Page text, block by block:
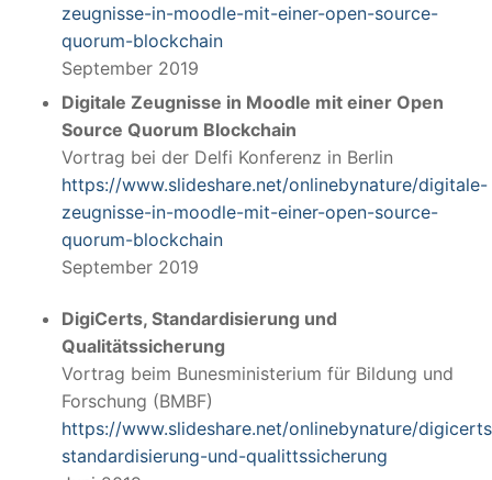
zeugnisse-in-moodle-mit-einer-open-source-
quorum-blockchain
September 2019
Digitale Zeugnisse in Moodle mit einer Open
Source Quorum Blockchain
Vortrag bei der Delfi Konferenz in Berlin
https://www.slideshare.net/onlinebynature/digitale-
zeugnisse-in-moodle-mit-einer-open-source-
quorum-blockchain
September 2019
DigiCerts, Standardisierung und
Qualitätssicherung
Vortrag beim Bunesministerium für Bildung und
Forschung (BMBF)
https://www.slideshare.net/onlinebynature/
standardisierung-und-qualittssicherung